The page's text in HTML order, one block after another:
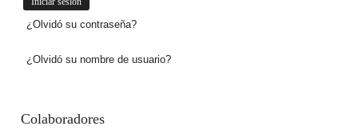
¿Olvidó su contraseña?
¿Olvidó su nombre de usuario?
Colaboradores